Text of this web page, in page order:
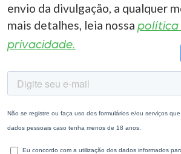
envio da divulgação, a qualquer
mais detalhes, leia nossa política
privacidade.